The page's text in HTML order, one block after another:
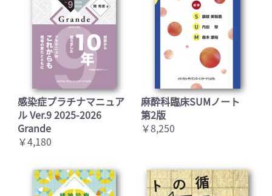
感染症プラチナマニュア
ル Ver.9 2025-2026
Grande
￥4,180
麻酔科臨床SUMノート
第2版
￥8,250